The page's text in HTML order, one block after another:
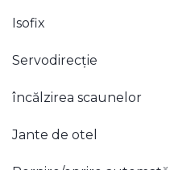
Isofix
Servodirecție
încălzirea scaunelor
Jante de otel